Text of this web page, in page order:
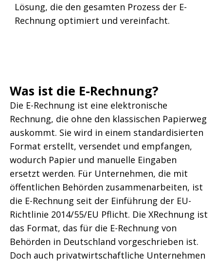
Lösung, die den gesamten Prozess der E-
Rechnung optimiert und vereinfacht.
Was ist die E-Rechnung?
Die E-Rechnung ist eine elektronische
Rechnung, die ohne den klassischen Papierweg
auskommt. Sie wird in einem standardisierten
Format erstellt, versendet und empfangen,
wodurch Papier und manuelle Eingaben
ersetzt werden. Für Unternehmen, die mit
öffentlichen Behörden zusammenarbeiten, ist
die E-Rechnung seit der Einführung der EU-
Richtlinie 2014/55/EU Pflicht. Die XRechnung ist
das Format, das für die E-Rechnung von
Behörden in Deutschland vorgeschrieben ist.
Doch auch privatwirtschaftliche Unternehmen